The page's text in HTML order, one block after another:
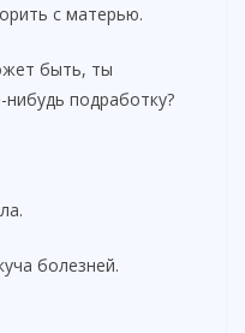
с матерью.
быть, ты
подработку?
болезней.